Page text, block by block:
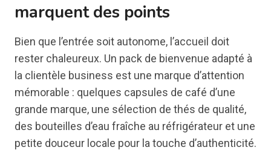
marquent des points
Bien que l’entrée soit autonome, l’accueil doit
rester chaleureux. Un pack de bienvenue adapté à
la clientèle business est une marque d’attention
mémorable : quelques capsules de café d’une
grande marque, une sélection de thés de qualité,
des bouteilles d’eau fraîche au réfrigérateur et une
petite douceur locale pour la touche d’authenticité.